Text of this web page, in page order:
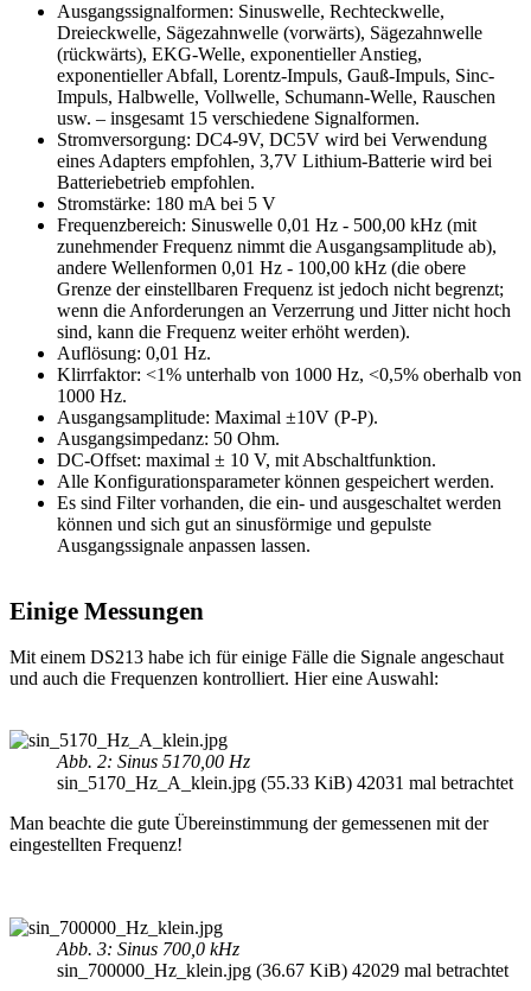
Ausgangssignalformen: Sinuswelle, Rechteckwelle,
Dreieckwelle, Sägezahnwelle (vorwärts), Sägezahnwelle
(rückwärts), EKG-Welle, exponentieller Anstieg,
exponentieller Abfall, Lorentz-Impuls, Gauß-Impuls, Sinc-
Impuls, Halbwelle, Vollwelle, Schumann-Welle, Rauschen
usw. – insgesamt 15 verschiedene Signalformen.
Stromversorgung: DC4-9V, DC5V wird bei Verwendung
eines Adapters empfohlen, 3,7V Lithium-Batterie wird bei
Batteriebetrieb empfohlen.
Stromstärke: 180 mA bei 5 V
Frequenzbereich: Sinuswelle 0,01 Hz - 500,00 kHz (mit
zunehmender Frequenz nimmt die Ausgangsamplitude ab),
andere Wellenformen 0,01 Hz - 100,00 kHz (die obere
Grenze der einstellbaren Frequenz ist jedoch nicht begrenzt;
wenn die Anforderungen an Verzerrung und Jitter nicht hoch
sind, kann die Frequenz weiter erhöht werden).
Auflösung: 0,01 Hz.
Klirrfaktor: <1% unterhalb von 1000 Hz, <0,5% oberhalb von
1000 Hz.
Ausgangsamplitude: Maximal ±10V (P-P).
Ausgangsimpedanz: 50 Ohm.
DC-Offset: maximal ± 10 V, mit Abschaltfunktion.
Alle Konfigurationsparameter können gespeichert werden.
Es sind Filter vorhanden, die ein- und ausgeschaltet werden
können und sich gut an sinusförmige und gepulste
Ausgangssignale anpassen lassen.
Einige Messungen
Mit einem DS213 habe ich für einige Fälle die Signale angeschaut
und auch die Frequenzen kontrolliert. Hier eine Auswahl:
Abb. 2: Sinus 5170,00 Hz
sin_5170_Hz_A_klein.jpg (55.33 KiB) 42031 mal betrachtet
Man beachte die gute Übereinstimmung der gemessenen mit der
eingestellten Frequenz!
Abb. 3: Sinus 700,0 kHz
sin_700000_Hz_klein.jpg (36.67 KiB) 42029 mal betrachtet